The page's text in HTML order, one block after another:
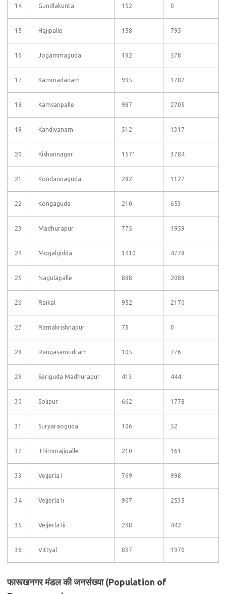
14 Gundlakunta 152 0
15 Hajipalle 158 795
16 Jogammaguda 192 578
17 Kammadanam 995 1782
18 Kamsanpalle 987 2705
19 Kandivanam 512 1317
20 Kishannagar 1571 3784
21 Kondannaguda 282 1127
22 Kongaguda 210 653
23 Madhurapur 775 1959
24 Mogalgidda 1410 4778
25 Nagulapalle 888 2088
26 Raikal 952 2170
27 Ramakrishnapur 75 0
28 Rangasamudram 105 776
29 Seriguda Madhurapur 413 444
30 Solipur 662 1778
31 Suryaraoguda 106 52
32 Thimmajipalle 210 161
33 Veljerla I 769 998
34 Veljerla Ii 907 2535
35 Veljerla Iii 238 442
36 Vittyal 837 1970
फारूखनगर मंडल की जनसंख्या (Population of